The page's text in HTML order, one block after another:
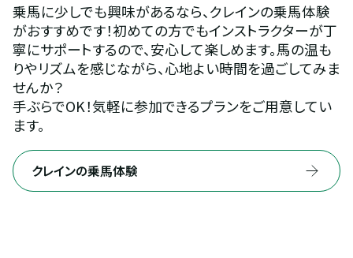
乗馬に少しでも興味があるなら、クレインの乗馬体験
がおすすめです！初めての方でもインストラクターが丁
寧にサポートするので、安心して楽しめます。馬の温も
りやリズムを感じながら、心地よい時間を過ごしてみま
せんか？
手ぶらでOK！気軽に参加できるプランをご用意してい
ます。
クレインの乗馬体験